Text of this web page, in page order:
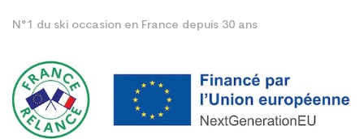
N°1 du ski occasion en France depuis 30 ans